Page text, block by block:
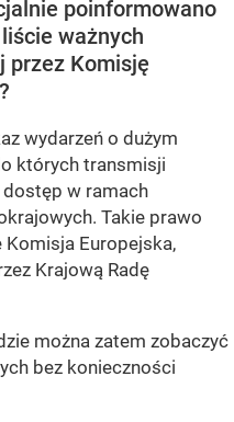
poinformowano
ważnych
przez Komisję
wydarzeń o dużym
których transmisji
w ramach
Takie prawo
Komisja Europejska,
Krajową Radę
można zatem zobaczyć
bez konieczności